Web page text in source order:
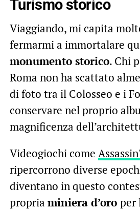
Turismo storico
Viaggiando, mi capita
fermarmi a immortalare
monumento storico. Chi
Roma non ha scattato
di foto tra il Colosseo e i
conservare nel proprio
magnificenza
Videogiochi come
ripercorrono diverse
diventano in questo
propria miniera d’oro per